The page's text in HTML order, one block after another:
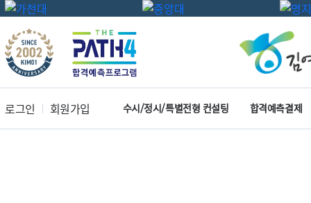
로그인 회원가입 수시/정시/특별전형 컨설팅 합격예측결제